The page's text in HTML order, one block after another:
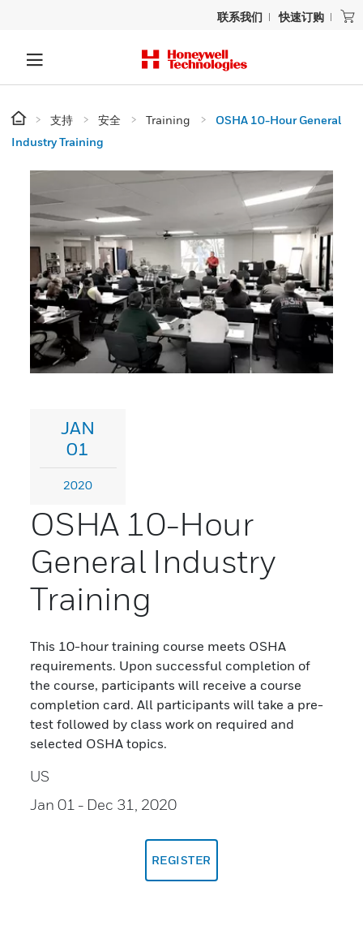
联系我们 快速订购
支持 安全 Training
OSHA 10-Hour General
Industry Training
JAN
01
2020
OSHA 10-Hour
General Industry
Training
This 10-hour training course meets OSHA
requirements. Upon successful completion of
the course, participants will receive a course
completion card. All participants will take a pre-
test followed by class work on required and
selected OSHA topics.
US
Jan 01 - Dec 31, 2020
REGISTER